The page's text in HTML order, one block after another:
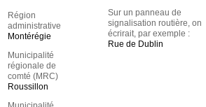
Région
administrative
Montérégie
Municipalité
régionale de
comté (MRC)
Roussillon
Sur un panneau de
signalisation routière, on
écrirait, par exemple :
Rue de Dublin